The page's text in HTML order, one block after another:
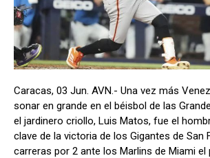
Caracas, 03 Jun. AVN.- Una vez más
sonar en grande en el béisbol de las
el jardinero criollo, Luis Matos, fue el
clave de la victoria de los Gigantes de San
carreras por 2 ante los Marlins de Miami el